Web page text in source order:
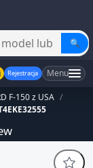
🔍
Rejestracja Menu
F-150 z USA /